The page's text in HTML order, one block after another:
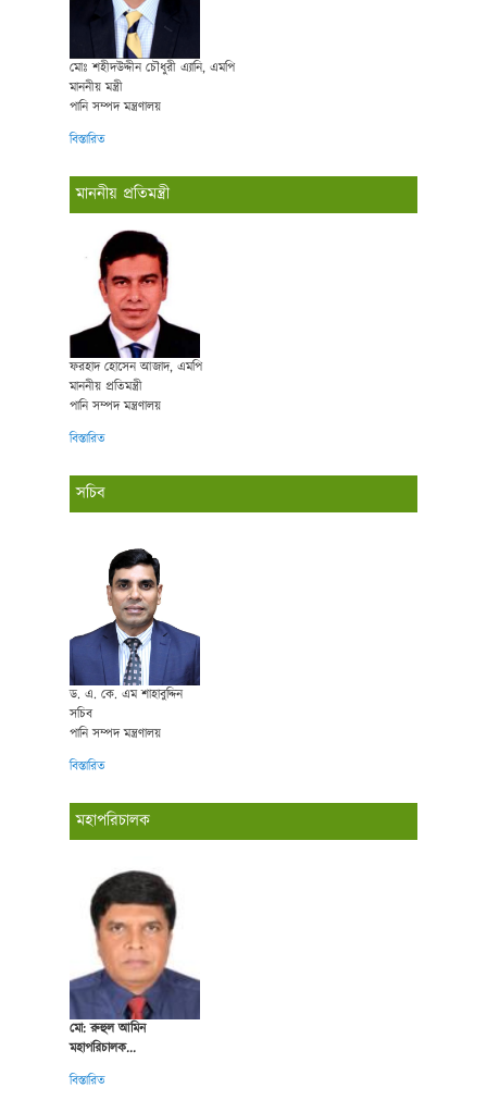
মোঃ শহীদউদ্দীন চৌধুরী এ্যানি, এমপি
মাননীয় মন্ত্রী
পানি সম্পদ মন্ত্রণালয়
বিস্তারিত
মাননীয় প্রতিমন্ত্রী
ফরহাদ হোসেন আজাদ, এমপি
মাননীয় প্রতিমন্ত্রী
পানি সম্পদ মন্ত্রণালয়
বিস্তারিত
সচিব
ড. এ. কে. এম শাহাবুদ্দিন
সচিব
পানি সম্পদ মন্ত্রণালয়
বিস্তারিত
মহাপরিচালক
মো: রুহুল আমিন
মহাপরিচালক...
বিস্তারিত